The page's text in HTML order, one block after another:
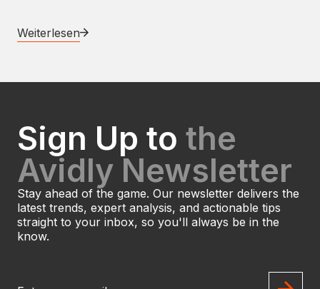
Weiterlesen
Sign Up to the
Avidly Newsletter
Stay ahead of the game. Our newsletter delivers the
latest trends, expert analysis, and actionable tips
straight to your inbox, so you'll always be in the
know.